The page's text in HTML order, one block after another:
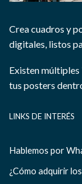
Crea cuadros y
digitales, listos
Existen
tus posters
LINKS DE INTERÉS
Hablemos por
¿Cómo adquirir